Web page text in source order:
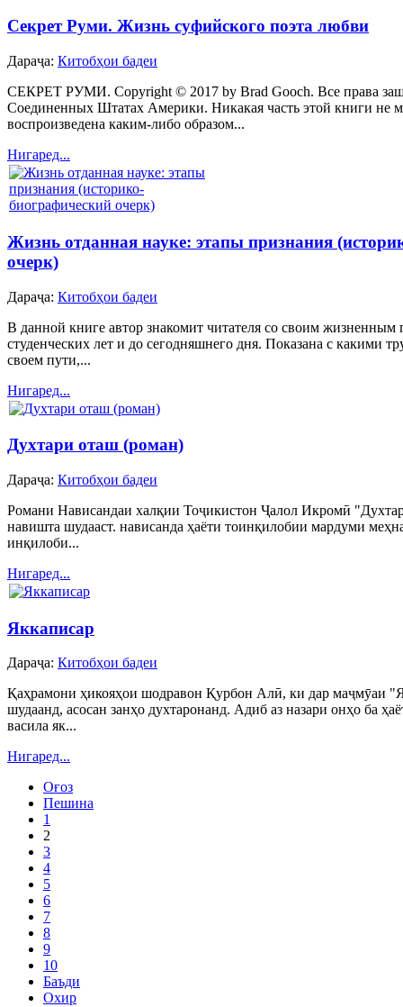
Секрет Руми. Жизнь суфийского поэта любви
Дараҷа: Китобҳои бадеи
СЕКРЕТ РУМИ. Copyright © 2017 by Brad Gooch. Все права
Соединенных Штатах Америки. Никакая часть этой книги не
воспроизведена каким-либо образом...
Нигаред...
Жизнь отданная науке: этапы признания
очерк)
Дараҷа: Китобҳои бадеи
В данной книге автор знакомит читателя со своим
студенческих лет и до сегодняшнего дня. Показана с какими
своем пути,...
Нигаред...
Духтари оташ (роман)
Дараҷа: Китобҳои бадеи
Романи Нависандаи халқии Тоҷикистон Ҷалол Икромӣ
навишта шудааст. нависанда ҳаёти тоинқилобии мардуми
инқилоби...
Нигаред...
Яккаписар
Дараҷа: Китобҳои бадеи
Қаҳрамони ҳикояҳои шодравон Қурбон Алӣ, ки дар маҷмӯаи
шудаанд, асосан занҳо духтаронанд. Адиб аз назари онҳо ба
васила як...
Нигаред...
Оғоз
Пешина
1
2
3
4
5
6
7
8
9
10
Баъди
Охир